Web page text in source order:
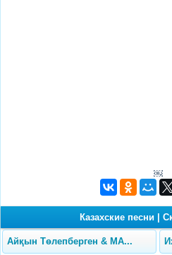
￼
Казахские песни
Айқын Төлепберген & MA...